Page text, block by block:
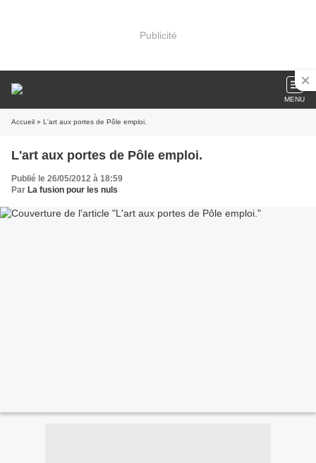
Publicité
MENU
Accueil » L'art aux portes de Pôle emploi.
L'art aux portes de Pôle emploi.
Publié le 26/05/2012 à 18:59
Par La fusion pour les nuls